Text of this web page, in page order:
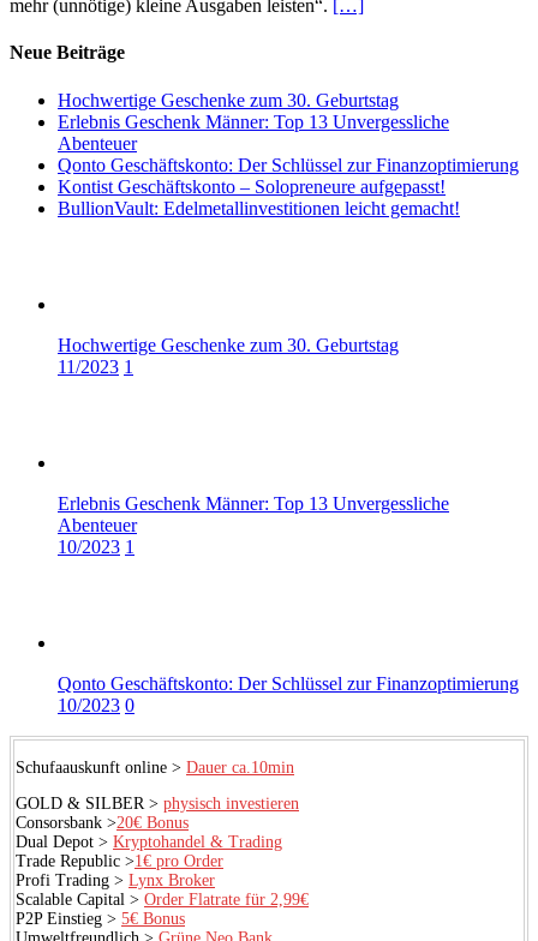
mehr (unnötige) kleine Ausgaben leisten“. […]
Neue Beiträge
Hochwertige Geschenke zum 30. Geburtstag
Erlebnis Geschenk Männer: Top 13 Unvergessliche
Abenteuer
Qonto Geschäftskonto: Der Schlüssel zur Finanzoptimierung
Kontist Geschäftskonto – Solopreneure aufgepasst!
BullionVault: Edelmetallinvestitionen leicht gemacht!
Hochwertige Geschenke zum 30. Geburtstag
11/2023 1
Erlebnis Geschenk Männer: Top 13 Unvergessliche
Abenteuer
10/2023 1
Qonto Geschäftskonto: Der Schlüssel zur Finanzoptimierung
10/2023 0
Schufaauskunft online > Dauer ca.10min
GOLD & SILBER > physisch investieren
Consorsbank >20€ Bonus
Dual Depot > Kryptohandel & Trading
Trade Republic >1€ pro Order
Profi Trading > Lynx Broker
Scalable Capital > Order Flatrate für 2,99€
P2P Einstieg > 5€ Bonus